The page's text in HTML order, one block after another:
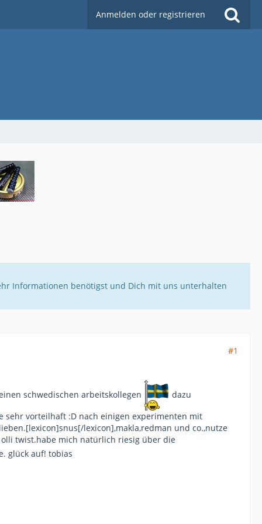
Anmelden oder registrieren
Informationen benötigst und Dich mit uns unterhalten
#1
schwedischen arbeitskollegen
dazu
sehr vorteilhaft :D nach einigen experimenten mit
lexicon],makla,redman und co.,nutze
twist.habe mich natürlich riesig über die
glück auf! tobias